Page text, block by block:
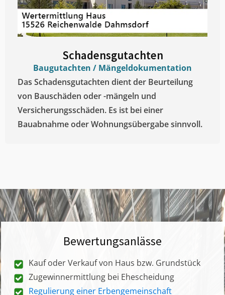
Schadensgutachten
Baugutachten / Mängeldokumentation
Das Schadensgutachten dient der Beurteilung
von Bauschäden oder -mängeln und
Versicherungsschäden. Es ist bei einer
Bauabnahme oder Wohnungsübergabe sinnvoll.
Bewertungsanlässe
Kauf oder Verkauf von Haus bzw. Grundstück
Zugewinnermittlung bei Ehescheidung
Regulierung einer Erbengemeinschaft